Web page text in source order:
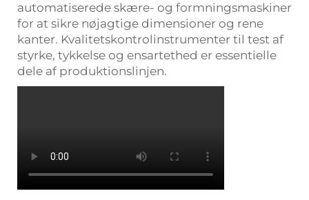
automatiserede skære- og formningsmaskiner
for at sikre nøjagtige dimensioner og rene
kanter. Kvalitetskontrolinstrumenter til test af
styrke, tykkelse og ensartethed er essentielle
dele af produktionslinjen.